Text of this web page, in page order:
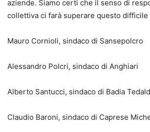
aziende. Siamo certi che il senso di
collettiva ci farà superare questo difficile
Mauro Cornioli, sindaco di Sansepolcro
Alessandro Polcri, sindaco di Anghiari
Alberto Santucci, sindaco di Badia
Claudio Baroni, sindaco di Caprese